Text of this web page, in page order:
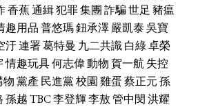
香蕉通緝犯罪集團詐騙世足 豬瘟
趣用品普悠瑪鈕承澤嚴凱泰吳寶
汙連署葛特曼 九二共識白綠卓榮
情趣玩具何志偉動物賀一航失控
物黨產 民進黨校園雞蛋蔡正元孫
孫越TBC李登輝李敖管中閔洪耀